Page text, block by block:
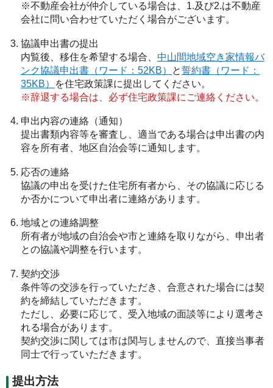
※不動産会社が仲介している場合は、1.及び2.は不動産
会社に問い合わせていただく場合がございます。
協議申出書の提出
内覧後、移住を希望する場合、 中山間地域空き家情報バ
ンク協議申出書（ワード：52KB）
と誓約書（ワード：
35KB）
を住宅政策課に提出してください。
※辞退する場合は、必ず住宅政策課にご連絡ください。
申出内容の連絡（通知）
提出書類内容等を審査し、適当である場合は申出書の内
容を所有者、地区自治会等に通知します。
応否の連絡
協議の申出を受けた住宅所有者から、その協議に応じる
か否かについて申出者に連絡があります。
地域との連絡調整
所有者が地域の自治会や市と連絡を取りながら、申出者
との協議や調整を行います。
契約交渉
条件等の交渉を行っていただき、合意された場合には契
約を締結していただきます。
ただし、必要に応じて、受入地域の面談等により選考さ
れる場合があります。
契約交渉に関しては市は関与しませんので、直接当事者
同士で行っていただきます。
提出方法